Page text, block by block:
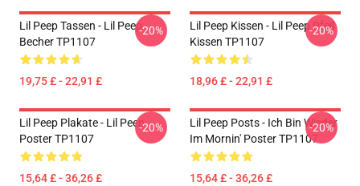
Lil Peep Tassen - Lil Peep
Becher TP1107
19,75 £ - 22,91 £
-20%
Lil Peep Kissen - Lil Peep Pfeil
Kissen TP1107
18,96 £ - 22,91 £
-20%
Lil Peep Plakate - Lil Peep
Poster TP1107
15,64 £ - 36,26 £
-20%
Lil Peep Posts - Ich Bin Wieder
Im Mornin' Poster TP1107
15,64 £ - 36,26 £
-20%